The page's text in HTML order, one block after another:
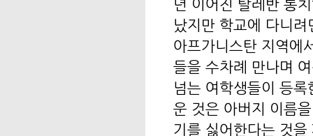
년 이어진 탈레반 통
났지만 학교에 다니
아프가니스탄 지역에
들을 수차례 만나며
넘는 여학생들이 등
운 것은 아버지 이름
기를 싫어한다는 것